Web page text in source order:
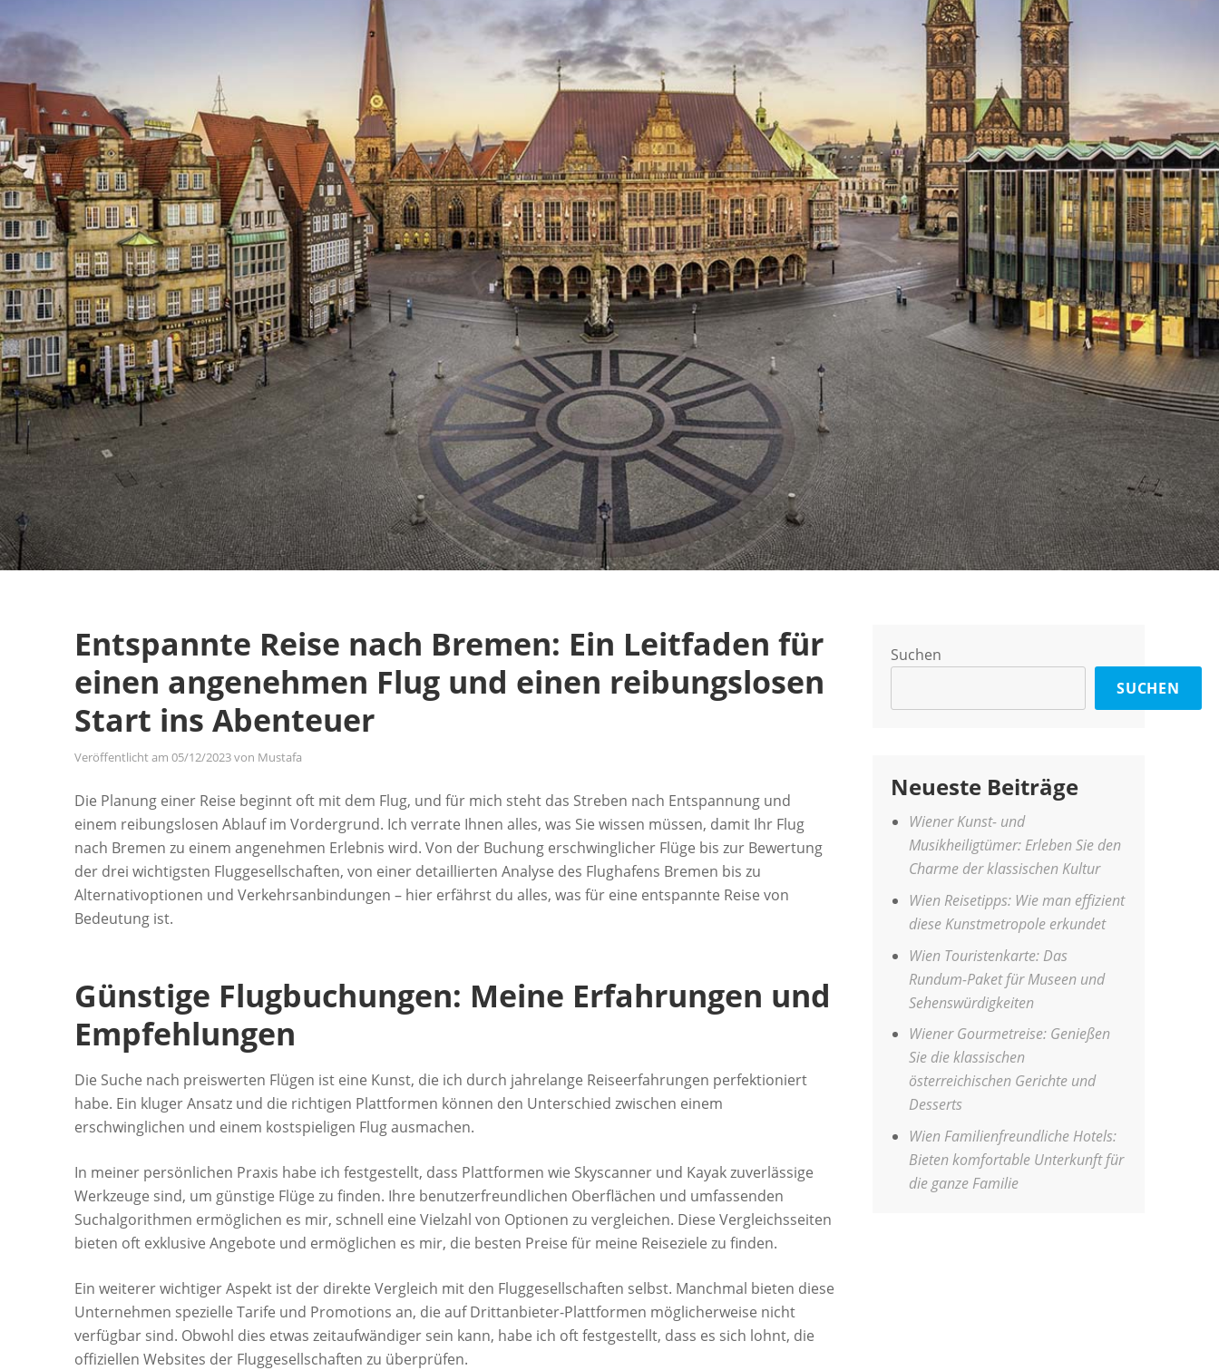
Entspannte Reise nach Bremen: Ein Leitfaden für
einen angenehmen Flug und einen reibungslosen
Start ins Abenteuer
Veröffentlicht am 05/12/2023von Mustafa
Die Planung einer Reise beginnt oft mit dem Flug, und für mich steht das Streben nach Entspannung und
einem reibungslosen Ablauf im Vordergrund. Ich verrate Ihnen alles, was Sie wissen müssen, damit Ihr Flug
nach Bremen zu einem angenehmen Erlebnis wird. Von der Buchung erschwinglicher Flüge bis zur Bewertung
der drei wichtigsten Fluggesellschaften, von einer detaillierten Analyse des Flughafens Bremen bis zu
Alternativoptionen und Verkehrsanbindungen – hier erfährst du alles, was für eine entspannte Reise von
Bedeutung ist.
Günstige Flugbuchungen: Meine Erfahrungen und
Empfehlungen
Die Suche nach preiswerten Flügen ist eine Kunst, die ich durch jahrelange Reiseerfahrungen perfektioniert
habe. Ein kluger Ansatz und die richtigen Plattformen können den Unterschied zwischen einem
erschwinglichen und einem kostspieligen Flug ausmachen.
In meiner persönlichen Praxis habe ich festgestellt, dass Plattformen wie Skyscanner und Kayak zuverlässige
Werkzeuge sind, um günstige Flüge zu finden. Ihre benutzerfreundlichen Oberflächen und umfassenden
Suchalgorithmen ermöglichen es mir, schnell eine Vielzahl von Optionen zu vergleichen. Diese Vergleichsseiten
bieten oft exklusive Angebote und ermöglichen es mir, die besten Preise für meine Reiseziele zu finden.
Ein weiterer wichtiger Aspekt ist der direkte Vergleich mit den Fluggesellschaften selbst. Manchmal bieten diese
Unternehmen spezielle Tarife und Promotions an, die auf Drittanbieter-Plattformen möglicherweise nicht
verfügbar sind. Obwohl dies etwas zeitaufwändiger sein kann, habe ich oft festgestellt, dass es sich lohnt, die
offiziellen Websites der Fluggesellschaften zu überprüfen.
Suchen
SUCHEN
Neueste Beiträge
Wiener Kunst- und
Musikheiligtümer: Erleben Sie den
Charme der klassischen Kultur
Wien Reisetipps: Wie man effizient
diese Kunstmetropole erkundet
Wien Touristenkarte: Das
Rundum-Paket für Museen und
Sehenswürdigkeiten
Wiener Gourmetreise: Genießen
Sie die klassischen
österreichischen Gerichte und
Desserts
Wien Familienfreundliche Hotels:
Bieten komfortable Unterkunft für
die ganze Familie